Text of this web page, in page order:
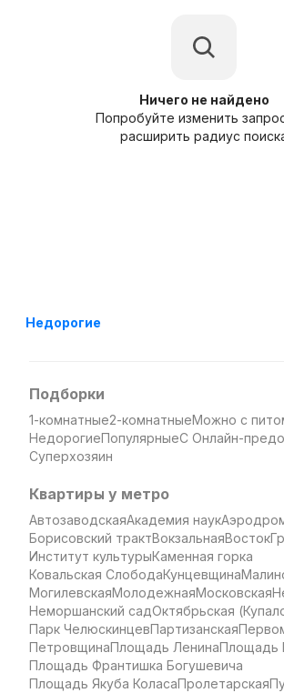
Ничего не найдено
Попробуйте изменить
расширить радиус
Недорогие
Подборки
1-комнатные2-комнатныеМожно с
НедорогиеПопулярныеС Онлайн-
Суперхозяин
Квартиры у метро
АвтозаводскаяАкадемия наук
Борисовский трактВокзальнаяВосток
Институт культурыКаменная горка
Ковальская СлободаКунцевщина
МогилевскаяМолодежнаяМосковская
Неморшанский садОктябрьская
Парк ЧелюскинцевПартизанская
ПетровщинаПлощадь ЛенинаПлощадь
Площадь Франтишка Богушевича
Площадь Якуба КоласаПролетарская